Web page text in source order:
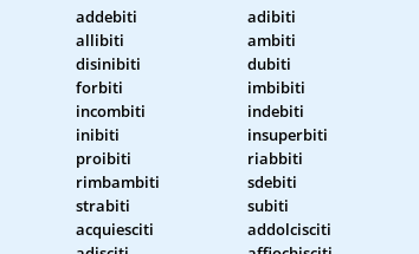
addebiti
adibiti
allibiti
ambiti
disinibiti
dubiti
forbiti
imbibiti
incombiti
indebiti
inibiti
insuperbiti
proibiti
riabbiti
rimbambiti
sdebiti
strabiti
subiti
acquiesciti
addolcisciti